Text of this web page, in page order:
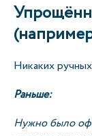
Никаких
Раньше:
Нужно было